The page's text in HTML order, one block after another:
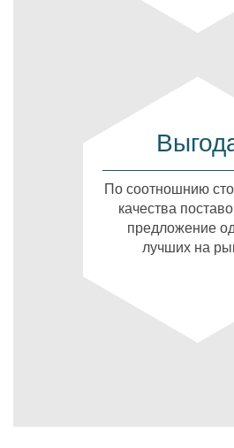
По соотношнию
качества
предложение
лучших на